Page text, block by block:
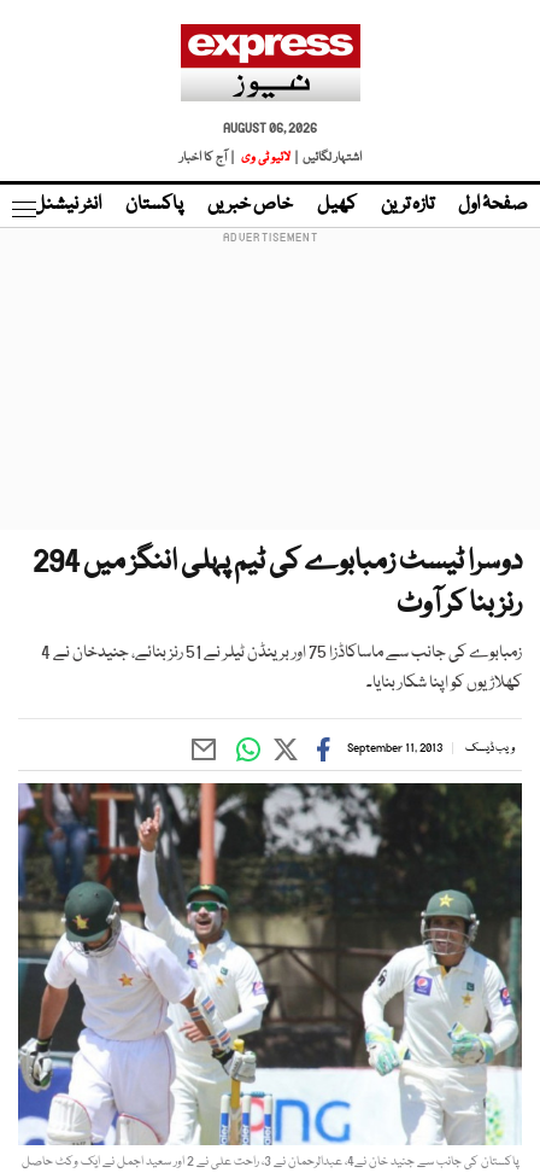
AUGUST 06, 2026
اشتہار لگائیں |
لائیو ٹی وی | آج کا اخبار
صفحۂ اول تازہ ترین کھیل خاص خبریں پاکستان انٹر نیشنل
دوسرا ٹیسٹ زمبابوے کی ٹیم پہلی اننگز میں 294
رنز بنا کر آوٹ
زمبابوے کی جانب سے ماساکاڈزا 75 اور برینڈن ٹیلر نے 51 رنز بنائے، جنیدخان نے 4
کھلاڑیوں کو اپنا شکار بنایا۔
ویب ڈیسک September 11, 2013
پاکستان کی جانب سے جنید خان نے4، عبدالرحمان نے 3، راحت علی نے 2 اور سعید اجمل نے ایک وکٹ حاصل